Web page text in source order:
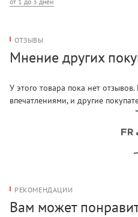
ОТЗЫВЫ
Мнение других
У этого товара пока нет
впечатлениями, и другие
РЕКОМЕНДАЦИИ
Вам может